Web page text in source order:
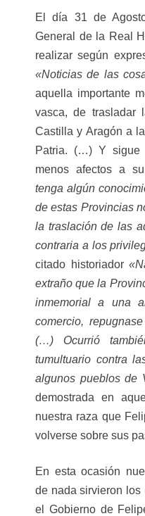
El día 31 de
General de la Real
realizar según
«Noticias de las
aquella importante
vasca, de trasladar
Castilla y Aragón a
Patria. (…) Y sigue
menos afectos a
tenga algún
de estas Provincias
la traslación de las
contraria a los
citado historiador
extraño que la
inmemorial a una
comercio,
(…) Ocurrió
tumultuario contra
algunos pueblos de
demostrada en
nuestra raza que
volverse sobre sus
En esta ocasión
de nada sirvieron
el Gobierno de